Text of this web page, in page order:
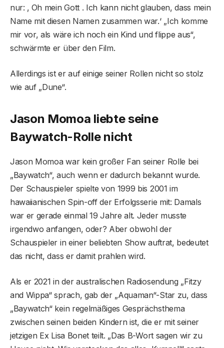
nur: ‚ Oh mein Gott . Ich kann nicht glauben, dass mein
Name mit diesen Namen zusammen war.‘ „Ich komme
mir vor, als wäre ich noch ein Kind und flippe aus“,
schwärmte er über den Film.
Allerdings ist er auf einige seiner Rollen nicht so stolz
wie auf „Dune“.
Jason Momoa liebte seine
Baywatch-Rolle nicht
Jason Momoa war kein großer Fan seiner Rolle bei
„Baywatch“, auch wenn er dadurch bekannt wurde.
Der Schauspieler spielte von 1999 bis 2001 im
hawaiianischen Spin-off der Erfolgsserie mit: Damals
war er gerade einmal 19 Jahre alt. Jeder musste
irgendwo anfangen, oder? Aber obwohl der
Schauspieler in einer beliebten Show auftrat, bedeutet
das nicht, dass er damit prahlen wird.
Als er 2021 in der australischen Radiosendung „Fitzy
and Wippa“ sprach, gab der „Aquaman“-Star zu, dass
„Baywatch“ kein regelmäßiges Gesprächsthema
zwischen seinen beiden Kindern ist, die er mit seiner
jetzigen Ex Lisa Bonet teilt. „Das B-Wort sagen wir zu